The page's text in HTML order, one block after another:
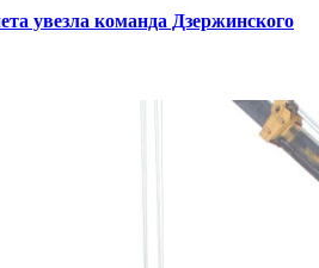
увезла команда Дзержинского